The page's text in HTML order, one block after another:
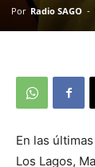
Por Radio SAGO -
En las
Los Lagos,